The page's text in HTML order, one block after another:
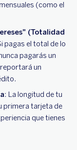
(como el
(Totalidad
pagas el total de lo
pagarás un
un
: La longitud de tu
primera tarjeta de
que tienes